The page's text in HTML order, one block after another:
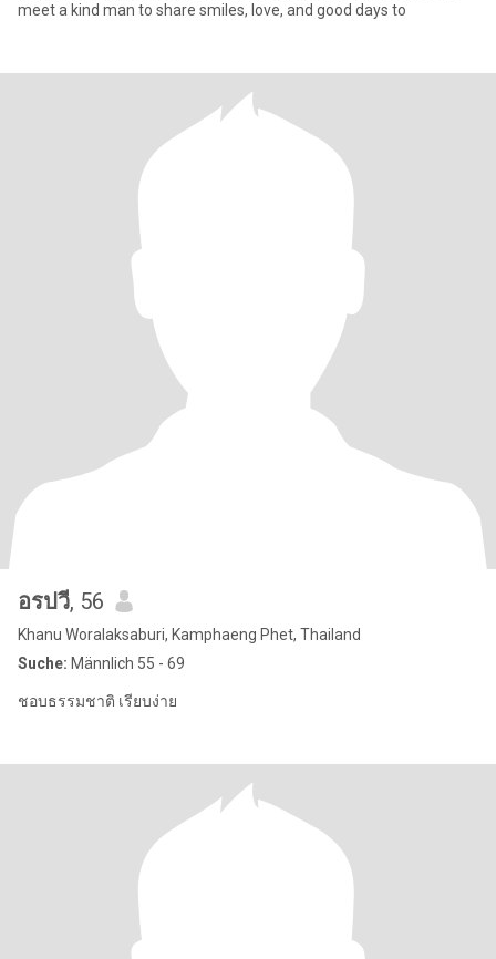
meet a kind man to share smiles, love, and good days to
อรปวี, 56
Khanu Woralaksaburi, Kamphaeng Phet, Thailand
Suche: Männlich 55 - 69
ชอบธรรมชาติ เรียบง่าย